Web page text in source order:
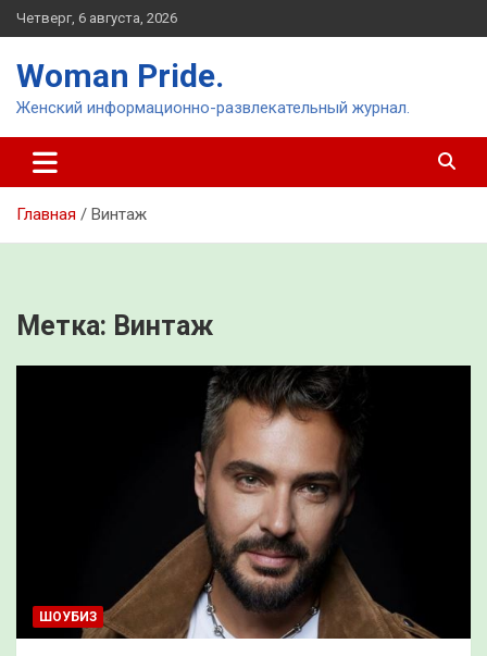
Перейти
к
Четверг, 6 августа, 2026
Woman Pride.
Женский информационно-развлекательный журнал.
Главная Винтаж
Метка: Винтаж
ШОУБИЗ